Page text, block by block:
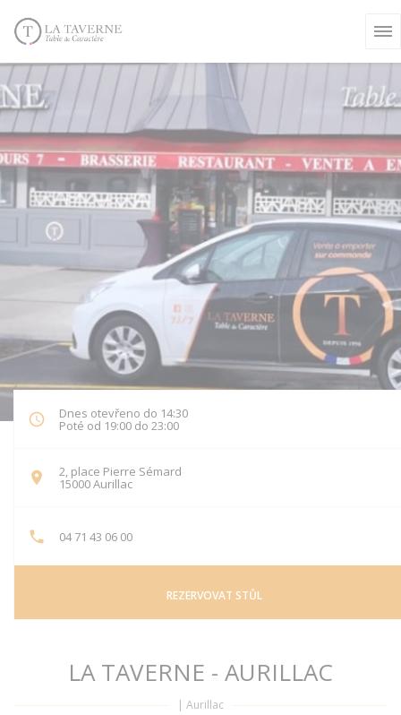
Dnes otevřeno do 14:30
Poté od 19:00 do 23:00
2, place Pierre Sémard
15000 Aurillac((otevře se v novém okně))
04 71 43 06 00
REZERVOVAT STŮL
LA TAVERNE - AURILLAC
| Aurillac